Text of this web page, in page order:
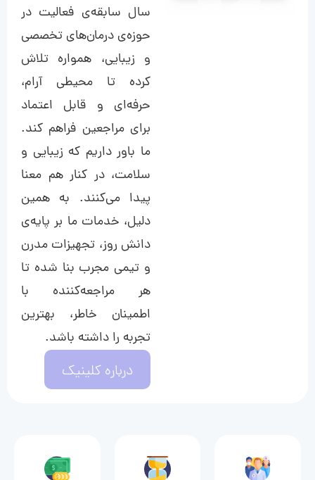
سال سابقه‌ی فعالیت در
حوزه‌ی درمان‌های تخصصی
و زیبایی، همواره تلاش
کرده تا محیطی آرام،
حرفه‌ای و قابل اعتماد
برای مراجعین فراهم کند.
ما باور داریم که زیبایی و
سلامت، در کنار هم معنا
پیدا می‌کنند. به همین
دلیل، خدمات ما بر پایه‌ی
دانش روز، تجهیزات مدرن
و تیمی مجرب بنا شده تا
هر مراجعه‌کننده با
اطمینان خاطر، بهترین
تجربه را داشته باشد.
درباره کلینیک